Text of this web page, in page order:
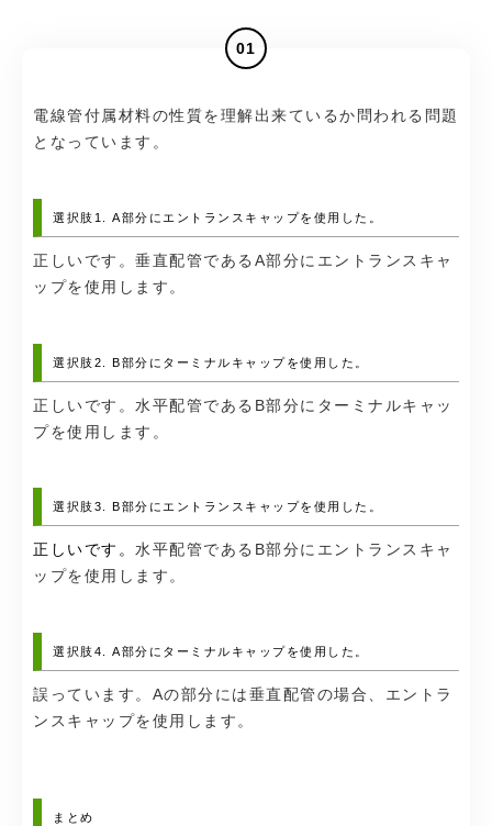
01
電線管付属材料の性質を理解出来ているか問われる問題
となっています。
選択肢1. A部分にエントランスキャップを使用した。
正しいです。垂直配管であるA部分にエントランスキャ
ップを使用します。
選択肢2. B部分にターミナルキャップを使用した。
正しいです。水平配管であるB部分にターミナルキャッ
プを使用します。
選択肢3. B部分にエントランスキャップを使用した。
正しいです。 水平配管であるB部分にエントランスキャ
ップを使用します。
選択肢4. A部分にターミナルキャップを使用した。
誤っています。Aの部分には垂直配管の場合、エントラ
ンスキャップを使用します。
まとめ